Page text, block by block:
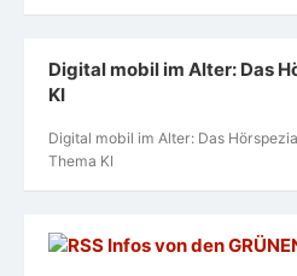
Digital mobil im Alter: Das
KI
Digital mobil im Alter: Das
Thema KI
Infos von den